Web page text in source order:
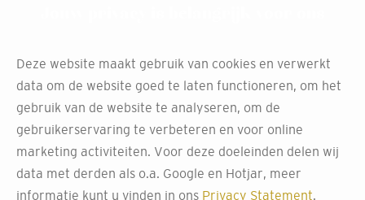
woning? Bezoek Decokay Mirck Cruquius en maak een
afspraak voor persoonlijk interieuradvies. Onze adviseurs
staan klaar om je te helpen bij het kiezen van de juiste
kleuren, materialen en inrichting. Laat ons je helpen om
van jouw huis een droomhuis te maken!
Afspraak maken
Deze website maakt gebruik van cookies en verwerkt
data om de website goed te laten functioneren, om het
gebruik van de website te analyseren, om de
gebruikerservaring te verbeteren en voor online
marketing activiteiten. Voor deze doeleinden delen wij
data met derden als o.a. Google en Hotjar, meer
informatie kunt u vinden in ons Privacy Statement.